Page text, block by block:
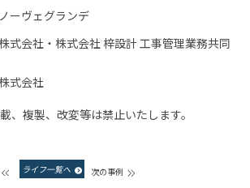
ーヴェグランデ
会社・株式会社 梓設計 工事管理業務共同
式会社
、複製、改変等は禁止いたします。
ライフ一覧へ 次の事例